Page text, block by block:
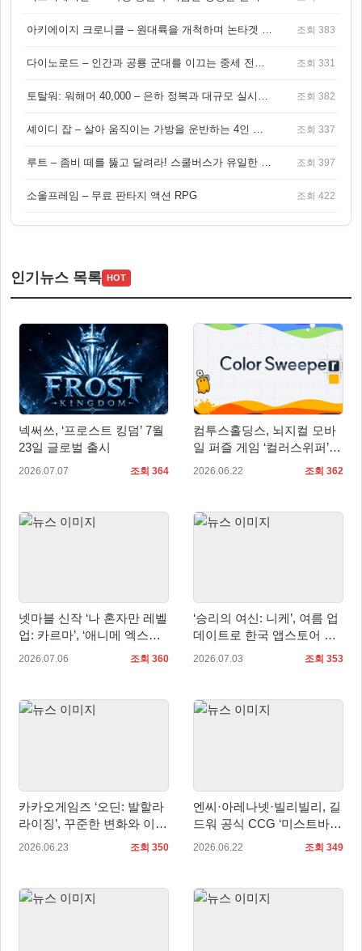
아키에이지 크로니클 – 원대륙을 개척하며 논타겟 전투를 즐기는 오픈월드 MMORPG 조회 383
다이노로드 – 인간과 공룡 군대를 이끄는 중세 전략 액션 RPG 조회 331
토탈워: 워해머 40,000 – 은하 정복과 대규모 실시간 전투가 결합된 전략 게임! 조회 382
셰이디 잡 – 살아 움직이는 가방을 운반하는 4인 협동 물리 어드벤처 게임 조회 337
루트 – 좀비 떼를 뚫고 달려라! 스쿨버스가 유일한 집이 되는 4인 협동 생존 게임 조회 397
소울프레임 – 무료 판타지 액션 RPG 조회 422
인기뉴스 목록 HOT
넥써쓰, ‘프로스트 킹덤’ 7월
23일 글로벌 출시
2026.07.07 조회 364
컴투스홀딩스, 뇌지컬 모바
일 퍼즐 게임 ‘컬러스위퍼’ 7
월 2일 글로벌 출시
2026.06.22 조회 362
넷마블 신작 ‘나 혼자만 레벨
업: 카르마’, ‘애니메 엑스포
2026’서 신규 PV 영상 등 공
2026.07.06 조회 360
‘승리의 여신: 니케’, 여름 업
데이트로 한국 앱스토어 매
출 1위 탈환…일본•대만도 2
2026.07.03 조회 353
카카오게임즈 ‘오딘: 발할라
라이징’, 꾸준한 변화와 이용
자 중심 운영으로 맞은 5주
2026.06.23 조회 350
엔씨·아레나넷·빌리빌리, 길
드워 공식 CCG ‘미스트바운
드’ 글로벌 첫 공개
2026.06.22 조회 349